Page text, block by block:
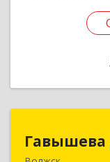
Гавышева